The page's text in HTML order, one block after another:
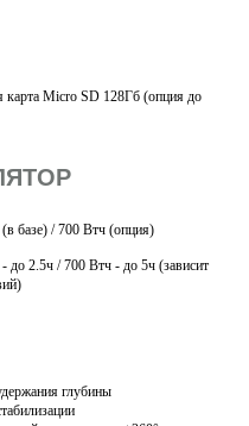
карта Micro SD 128Гб (опция до
базе) / 700 Втч (опция)
до 2.5ч / 700 Втч - до 5ч (зависит
глубины